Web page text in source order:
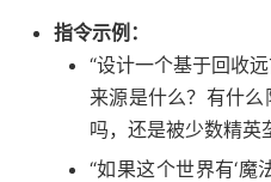
指令示例：
“设计一个基于回收
来源是什么？有什
吗，还是被少数精英
“如果这个世界有‘魔